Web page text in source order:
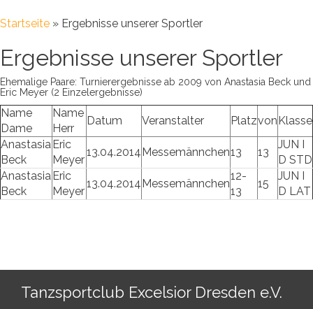
Startseite » Ergebnisse unserer Sportler
Ergebnisse unserer Sportler
Ehemalige Paare: Turnierergebnisse ab 2009 von Anastasia Beck und
Eric Meyer (2 Einzelergebnisse)
Name
Dame
Name
Herr
Datum Veranstalter PlatzvonKlasse
Anastasia
Beck
Eric
Meyer
13.04.2014Messemännchen13 13
JUN I
D STD
Anastasia
Beck
Eric
Meyer
13.04.2014Messemännchen
12-
13
15
JUN I
D LAT
Tanzsportclub Excelsior Dresden e.V.